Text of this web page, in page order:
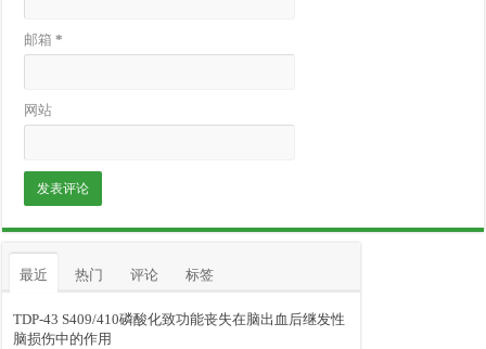
邮箱*
网站
最近 热门 评论 标签
TDP-43 S409/410磷酸化致功能丧失在脑出血后继发性
脑损伤中的作用